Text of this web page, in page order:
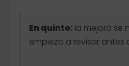
En quinto: la mejora se
empieza a revisar antes